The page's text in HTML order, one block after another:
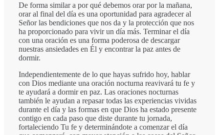
De forma similar a por qué debemos orar por la mañana,
orar al final del día es una oportunidad para agradecer al
Señor las bendiciones que nos da y la protección que nos
ha proporcionado para vivir un día más. Terminar el día
con una oración es una forma poderosa de descargar
nuestras ansiedades en Él y encontrar la paz antes de
dormir.
Independientemente de lo que hayas sufrido hoy, hablar
con Dios mediante una oración nocturna reavivará tu fe y
te ayudará a dormir en paz. Las oraciones nocturnas
también le ayudan a repasar todas las experiencias vividas
durante el día y las formas en que Dios ha estado presente
contigo en cada paso que diste durante tu jornada,
fortaleciendo Tu fe y determinándote a comenzar el día